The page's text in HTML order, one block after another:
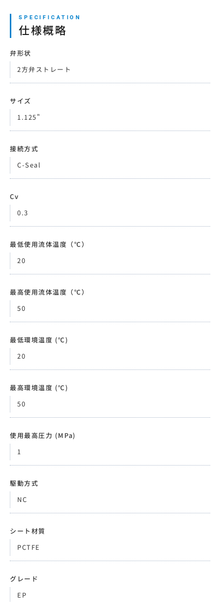
仕様概略
弁形状
2方弁ストレート
サイズ
1.125"
接続方式
C-Seal
Cv
0.3
最低使用流体温度（℃）
20
最高使用流体温度（℃）
50
最低環境温度 (℃)
20
最高環境温度 (℃)
50
使用最高圧力 (MPa)
1
駆動方式
NC
シート材質
PCTFE
グレード
EP